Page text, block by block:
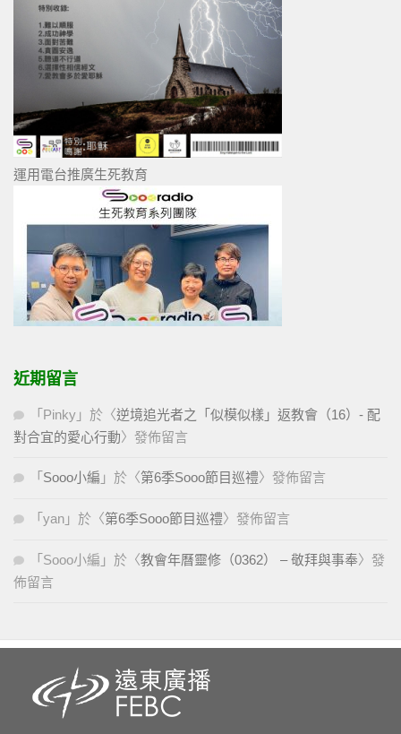
運用電台推廣生死教育
近期留言
「 Pinky 」於〈逆境追光者之「似模似樣」返教會（16）- 配
對合宜的愛心行動〉發佈留言
「 Sooo小編 」於〈第6季Sooo節目巡禮〉發佈留言
「 yan 」於〈第6季Sooo節目巡禮〉發佈留言
「 Sooo小編 」於〈教會年曆靈修（0362） – 敬拜與事奉〉發
佈留言